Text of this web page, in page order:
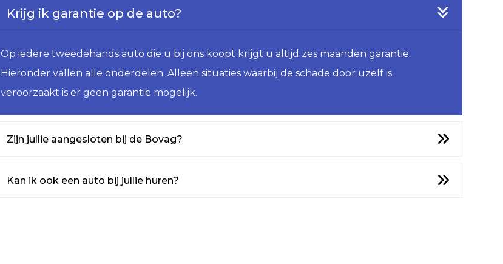
Krijg ik garantie op de auto?
Op iedere tweedehands auto die u bij ons koopt krijgt u altijd zes maanden garantie.
Hieronder vallen alle onderdelen. Alleen situaties waarbij de schade door uzelf is
veroorzaakt is er geen garantie mogelijk.
Zijn jullie aangesloten bij de Bovag?
Kan ik ook een auto bij jullie huren?